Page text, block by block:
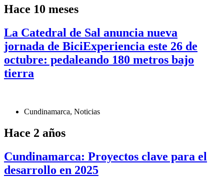
Hace 10 meses
La Catedral de Sal anuncia nueva
jornada de BiciExperiencia este 26 de
octubre: pedaleando 180 metros bajo
tierra
Cundinamarca, Noticias
Hace 2 años
Cundinamarca: Proyectos clave para el
desarrollo en 2025